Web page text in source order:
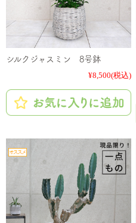
シルクジャスミン 8号鉢
¥8,500(税込)